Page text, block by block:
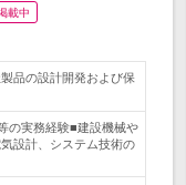
載中
品の設計開発および保
の実務経験■建設機械や
設計、システム技術の